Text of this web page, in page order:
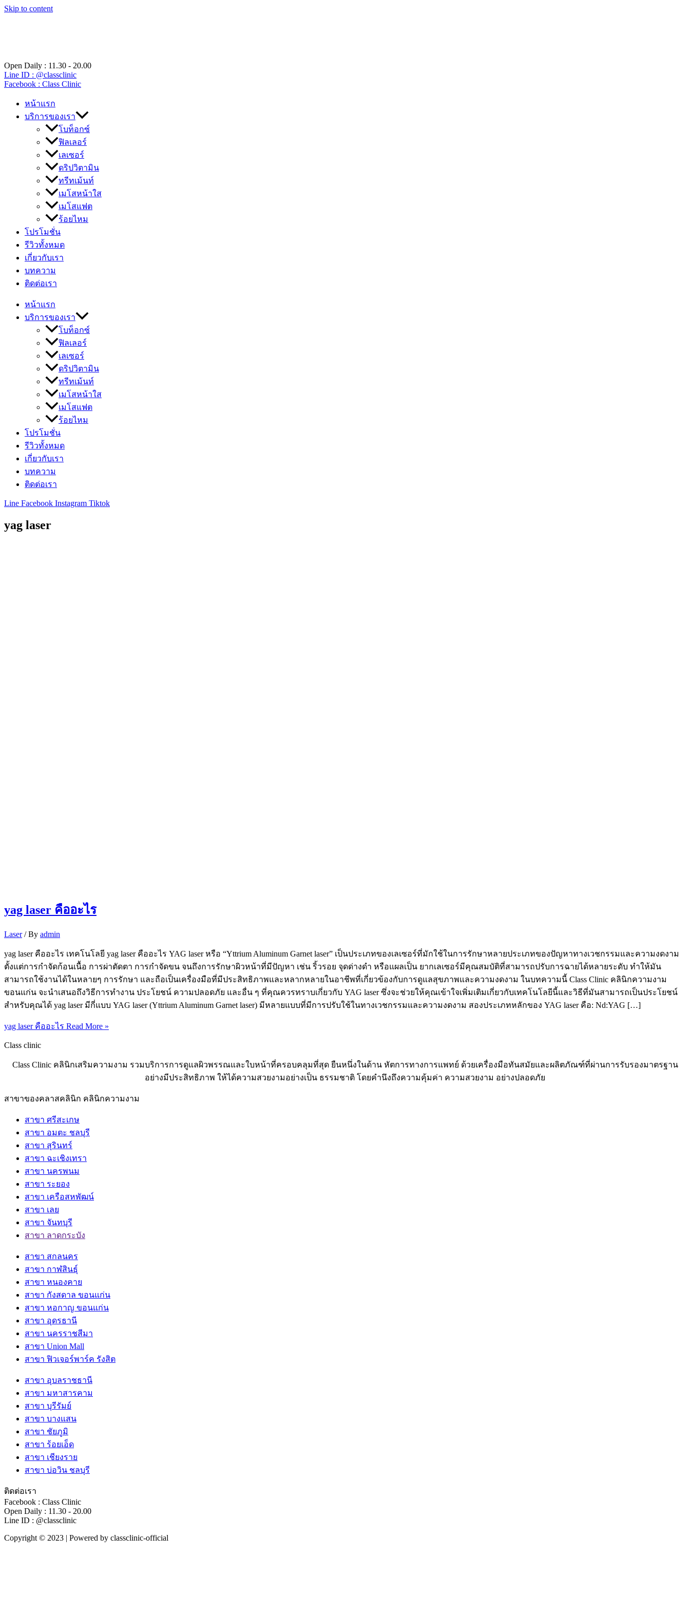
Skip to content
Open Daily : 11.30 - 20.00
Line ID : @classclinic​
Facebook : Class Clinic
หน้าแรก
บริการของเรา
โบท็อกซ์
ฟิลเลอร์
เลเซอร์
ดริปวิตามิน
ทรีทเม้นท์
เมโสหน้าใส
เมโสแฟต
ร้อยไหม
โปรโมชั่น
รีวิวทั้งหมด
เกี่ยวกับเรา
บทความ
ติดต่อเรา
หน้าแรก
บริการของเรา
โบท็อกซ์
ฟิลเลอร์
เลเซอร์
ดริปวิตามิน
ทรีทเม้นท์
เมโสหน้าใส
เมโสแฟต
ร้อยไหม
โปรโมชั่น
รีวิวทั้งหมด
เกี่ยวกับเรา
บทความ
ติดต่อเรา
Line Facebook Instagram Tiktok
yag laser
yag laser คืออะไร
Laser/ By admin
yag laser คืออะไร เทคโนโลยี yag laser คืออะไร YAG laser หรือ “Yttrium Aluminum Garnet laser” เป็นประเภทของเลเซอร์ที่มักใช้ในการรักษาหลายประเภทของปัญหาทางเวชกรรมและความงดงาม
ตั้งแต่การกำจัดก้อนเนื้อ การผ่าตัดตา การกำจัดขน จนถึงการรักษาผิวหน้าที่มีปัญหา เช่น ริ้วรอย จุดด่างดำ หรือแผลเป็น ยากเลเซอร์มีคุณสมบัติที่สามารถปรับการฉายได้หลายระดับ ทำให้มัน
สามารถใช้งานได้ในหลายๆ การรักษา และถือเป็นเครื่องมือที่มีประสิทธิภาพและหลากหลายในอาชีพที่เกี่ยวข้องกับการดูแลสุขภาพและความงดงาม ในบทความนี้ Class Clinic คลินิกความงาม
ขอนแก่น จะนำเสนอถึงวิธีการทำงาน ประโยชน์ ความปลอดภัย และอื่น ๆ ที่คุณควรทราบเกี่ยวกับ YAG laser ซึ่งจะช่วยให้คุณเข้าใจเพิ่มเติมเกี่ยวกับเทคโนโลยีนี้และวิธีที่มันสามารถเป็นประโยชน์
สำหรับคุณได้ yag laser มีกี่แบบ YAG laser (Yttrium Aluminum Garnet laser) มีหลายแบบที่มีการปรับใช้ในทางเวชกรรมและความงดงาม สองประเภทหลักของ YAG laser คือ: Nd:YAG […]
yag laser คืออะไร Read More »
Class clinic
Class Clinic คลินิกเสริมความงาม รวมบริการการดูแลผิวพรรณและใบหน้าที่ครอบคลุมที่สุด ยืนหนึ่งในด้าน หัตการทางการแพทย์ ด้วยเครื่องมือทันสมัยและผลิตภัณฑ์ที่ผ่านการรับรองมาตรฐาน
อย่างมีประสิทธิภาพ ให้ได้ความสวยงามอย่างเป็น ธรรมชาติ โดยคำนึงถึงความคุ้มค่า ความสวยงาม อย่างปลอดภัย
สาขาของคลาสคลินิก คลินิกความงาม
สาขา ศรีสะเกษ
สาขา อมตะ ชลบุรี
สาขา สุรินทร์
สาขา ฉะเชิงเทรา
สาขา นครพนม
สาขา ระยอง
สาขา เครือสหพัฒน์
สาขา เลย
สาขา จันทบุรี
สาขา ลาดกระบัง
สาขา สกลนคร
สาขา กาฬสินธุ์
สาขา หนองคาย
สาขา กังสดาล ขอนแก่น
สาขา หอกาญ ขอนแก่น
สาขา อุดรธานี
สาขา นครราชสีมา
สาขา Union Mall
สาขา ฟิวเจอร์พาร์ค รังสิต
สาขา อุบลราชธานี
สาขา มหาสารคาม
สาขา บุรีรัมย์
สาขา บางแสน
สาขา ชัยภูมิ
สาขา ร้อยเอ็ด
สาขา เชียงราย
สาขา บ่อวิน ชลบุรี
ติดต่อเรา
Facebook : Class Clinic
Open Daily : 11.30 - 20.00
Line ID : @classclinic​
Copyright © 2023 | Powered by classclinic-official